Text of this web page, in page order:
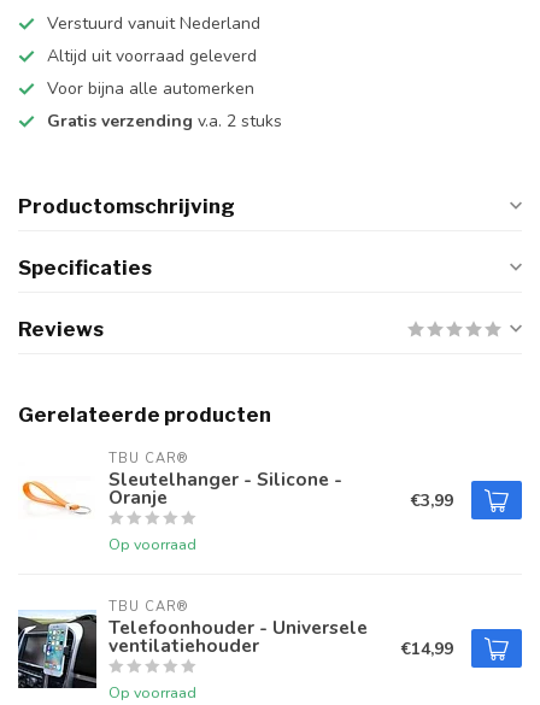
Verstuurd vanuit Nederland
Altijd uit voorraad geleverd
Voor bijna alle automerken
Gratis verzending v.a. 2 stuks
Productomschrijving
Specificaties
Reviews
Gerelateerde producten
TBU CAR®
Sleutelhanger - Silicone -
Oranje
Op voorraad
€3,99
TBU CAR®
Telefoonhouder - Universele
ventilatiehouder
Op voorraad
€14,99